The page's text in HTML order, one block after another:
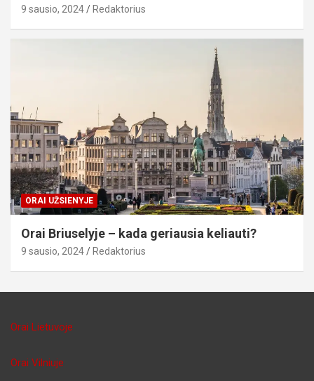
9 sausio, 2024 Redaktorius
ORAI UŽSIENYJE
Orai Briuselyje – kada geriausia keliauti?
9 sausio, 2024 Redaktorius
Orai Lietuvoje
Orai Vilniuje